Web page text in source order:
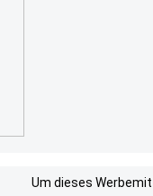
Um dieses